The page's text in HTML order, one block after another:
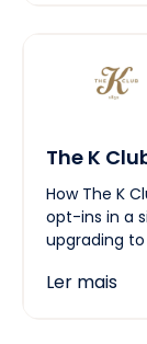
The K
How The K
opt-ins in a
upgrading to
Ler mais